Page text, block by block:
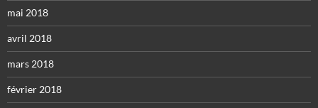
mai 2018
avril 2018
mars 2018
février 2018